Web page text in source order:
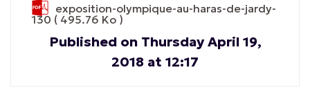
exposition-olympique-au-haras-de-jardy-
130 ( 495.76 Ko )
Published on Thursday April 19,
2018 at 12:17